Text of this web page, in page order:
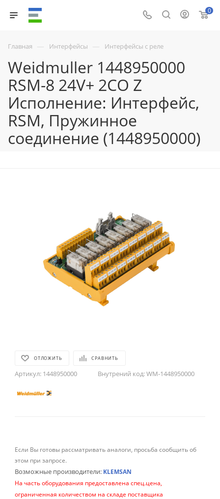
0
Главная — Интерфейсы — Интерфейсы с реле
Weidmuller 1448950000
RSM-8 24V+ 2CO Z
Исполнение: Интерфейс,
RSM, Пружинное
соединение (1448950000)
ОТЛОЖИТЬ СРАВНИТЬ
Артикул: 1448950000 Внутрений код:WM-1448950000
Если Вы готовы рассматривать аналоги, просьба сообщить об
этом при запросе.
Возможные производители: KLEMSAN
На часть оборудования предоставлена спец.цена,
ограниченная количеством на складе поставщика